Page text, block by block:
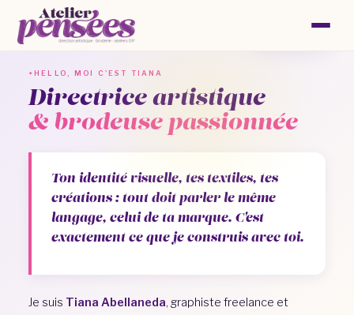
DA & broderie
HELLO, MOI C'EST TIANA
Directrice artistique
& brodeuse passionnée
Ton identité visuelle, tes textiles, tes
créations : tout doit parler le même
langage, celui de ta marque. C'est
exactement ce que je construis avec toi.
Je suis Tiana Abellaneda, graphiste freelance et